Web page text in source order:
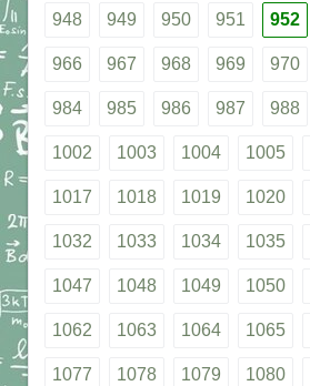
948 949 950 951 952
966 967 968 969 970
984 985 986 987 988
1002 1003 1004 1005
1017 1018 1019 1020
1032 1033 1034 1035
1047 1048 1049 1050
1062 1063 1064 1065
1077 1078 1079 1080